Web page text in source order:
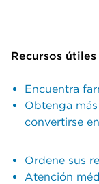
Recursos útiles
Encuentra
Obtenga
convertirse
Ordene sus
Atención